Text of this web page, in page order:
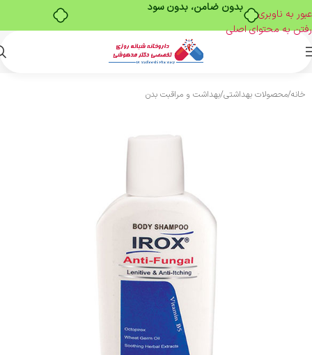
بدون ضامن، بدون سود
عبور به ناوبری
رفتن به محتوای اصلی
خانه/محصولات بهداشتی/بهداشت و مراقبت بدن